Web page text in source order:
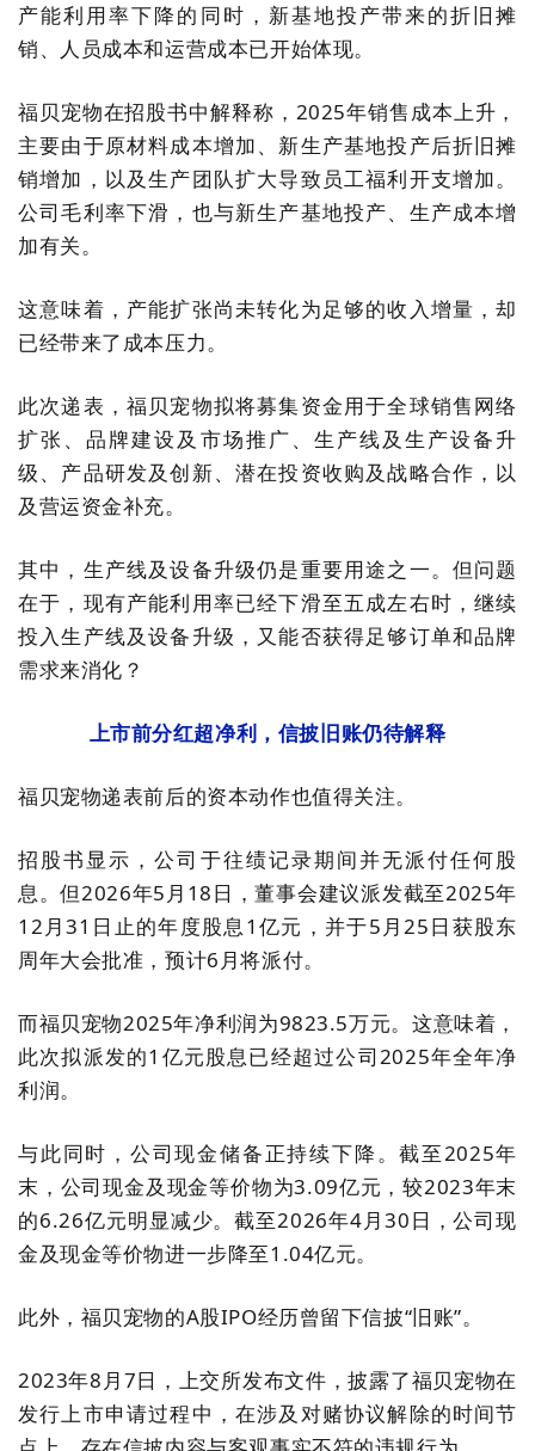
产能利用率下降的同时，新基地投产带来的折旧摊
销、人员成本和运营成本已开始体现。
福贝宠物在招股书中解释称，2025年销售成本上升，
主要由于原材料成本增加、新生产基地投产后折旧摊
销增加，以及生产团队扩大导致员工福利开支增加。
公司毛利率下滑，也与新生产基地投产、生产成本增
加有关。
这意味着，产能扩张尚未转化为足够的收入增量，却
已经带来了成本压力。
此次递表，福贝宠物拟将募集资金用于全球销售网络
扩张、品牌建设及市场推广、生产线及生产设备升
级、产品研发及创新、潜在投资收购及战略合作，以
及营运资金补充。
其中，生产线及设备升级仍是重要用途之一。但问题
在于，现有产能利用率已经下滑至五成左右时，继续
投入生产线及设备升级，又能否获得足够订单和品牌
需求来消化？
上市前分红超净利，信披旧账仍待解释
福贝宠物递表前后的资本动作也值得关注。
招股书显示，公司于往绩记录期间并无派付任何股
息。但2026年5月18日，董事会建议派发截至2025年
12月31日止的年度股息1亿元，并于5月25日获股东
周年大会批准，预计6月将派付。
而福贝宠物2025年净利润为9823.5万元。这意味着，
此次拟派发的1亿元股息已经超过公司2025年全年净
利润。
与此同时，公司现金储备正持续下降。截至2025年
末，公司现金及现金等价物为3.09亿元，较2023年末
的6.26亿元明显减少。截至2026年4月30日，公司现
金及现金等价物进一步降至1.04亿元。
此外，福贝宠物的A股IPO经历曾留下信披“旧账”。
2023年8月7日，上交所发布文件，披露了福贝宠物在
发行上市申请过程中，在涉及对赌协议解除的时间节